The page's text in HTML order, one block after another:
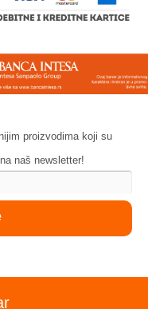
proizvodima koji su
naš newsletter!